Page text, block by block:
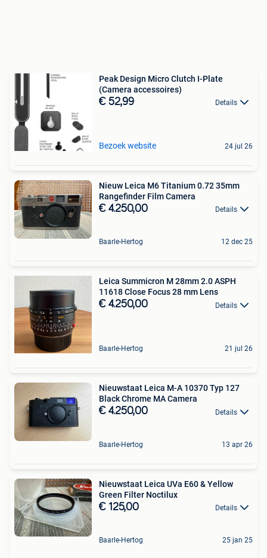
Peak Design Micro Clutch I-Plate
(Camera accessoires)
€ 52,99 Details
Bezoek website 24 jul 26
Nieuw Leica M6 Titanium 0.72 35mm
Rangefinder Film Camera
€ 4.250,00 Details
Baarle-Hertog 12 dec 25
Leica Summicron M 28mm 2.0 ASPH
11618 Close Focus 28 mm Lens
€ 4.250,00 Details
Baarle-Hertog 21 jul 26
Nieuwstaat Leica M-A 10370 Typ 127
Black Chrome MA Camera
€ 4.250,00 Details
Baarle-Hertog 13 apr 26
Nieuwstaat Leica UVa E60 & Yellow
Green Filter Noctilux
€ 125,00 Details
Baarle-Hertog 25 jan 25